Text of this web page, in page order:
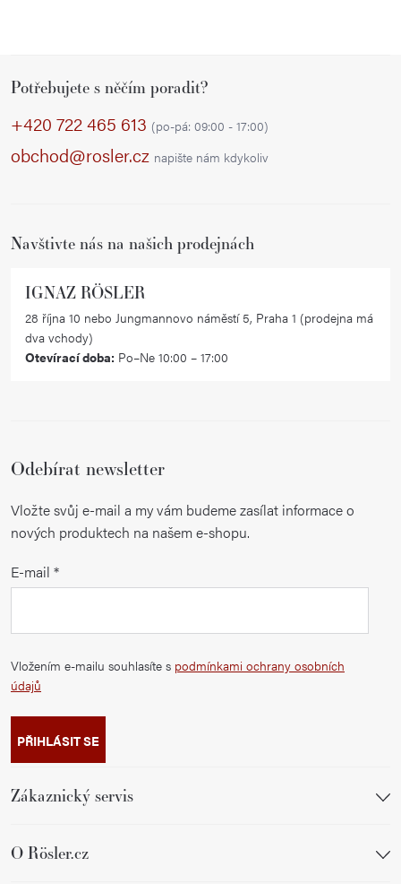
Potřebujete s něčím poradit?
+420 722 465 613 (po-pá: 09:00 - 17:00)
obchod@rosler.cz napište nám kdykoliv
Navštivte nás na našich prodejnách
IGNAZ RÖSLER
28 října 10 nebo Jungmannovo náměstí 5, Praha 1 (prodejna má
dva vchody)
Otevírací doba: Po–Ne 10:00 – 17:00
Odebírat newsletter
Vložte svůj e-mail a my vám budeme zasílat informace o
nových produktech na našem e-shopu.
E-mail
Vložením e-mailu souhlasíte s podmínkami ochrany osobních
údajů
PŘIHLÁSIT SE
Zákaznický servis
O Rösler.cz